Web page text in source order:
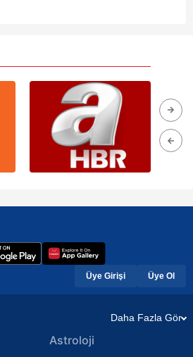
Üye Girişi Üye Ol
Daha Fazla Gör
Astroloji